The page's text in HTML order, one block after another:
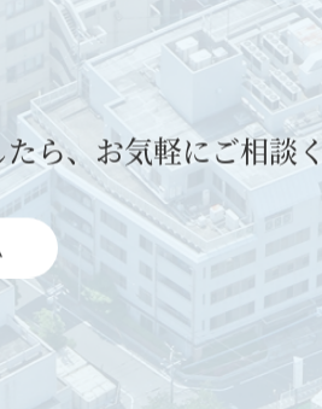
ら、お気軽にご相談く